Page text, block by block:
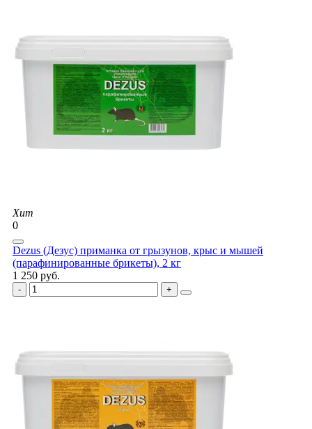
Хит
0
Dezus (Дезус) приманка от грызунов, крыс и мышей
(парафинированные брикеты), 2 кг
1 250 руб.